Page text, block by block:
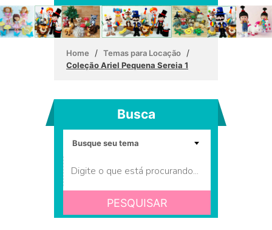
Home / Temas para Locação /
Coleção Ariel Pequena Sereia 1
Busca
PESQUISAR